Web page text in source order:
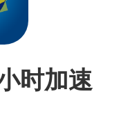
时加速